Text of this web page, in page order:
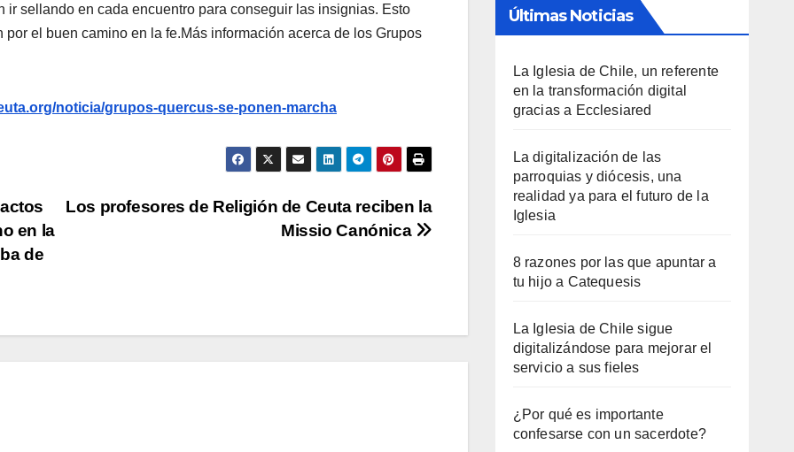
sellando en cada encuentro para conseguir las insignias. Esto
por el buen camino en la fe.Más información acerca de los Grupos
noticia/grupos-quercus-se-ponen-marcha
Los profesores de Religión de Ceuta reciben la
Missio Canónica
en la
de
Últimas Noticias
La Iglesia de Chile, un referente
en la transformación digital
gracias a Ecclesiared
La digitalización de las
parroquias y diócesis, una
realidad ya para el futuro de la
Iglesia
8 razones por las que apuntar a
tu hijo a Catequesis
La Iglesia de Chile sigue
digitalizándose para mejorar el
servicio a sus fieles
¿Por qué es importante
confesarse con un sacerdote?